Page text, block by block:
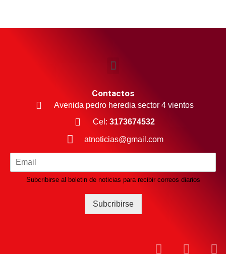
Contactos
Avenida pedro heredia sector 4 vientos
Cel: 3173674532
atnoticias@gmail.com
Subcribirse al boletin de noticias para recibir correos diarios
Subcribirse